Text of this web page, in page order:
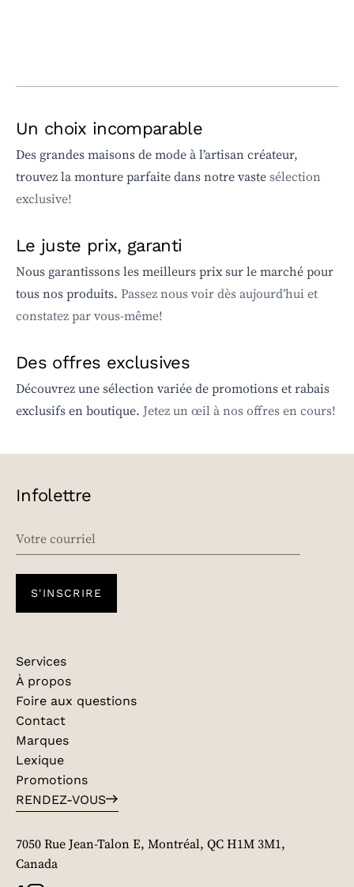
Un choix incomparable
Des grandes maisons de mode à l’artisan créateur,
trouvez la monture parfaite dans notre vastesélection
exclusive!
Le juste prix, garanti
Nous garantissons les meilleurs prix sur le marché pour
tous nos produits. Passez nous voir dès aujourd’hui et
constatez par vous-même!
Des offres exclusives
Découvrez une sélection variée de promotions et rabais
exclusifs en boutique. Jetez un œil à nos offres en cours!
Infolettre
EMAIL
S'INSCRIRE
Services
À propos
Foire aux questions
Contact
Marques
Lexique
Promotions
RENDEZ-VOUS
7050 Rue Jean-Talon E, Montréal, QC H1M 3M1,
Canada